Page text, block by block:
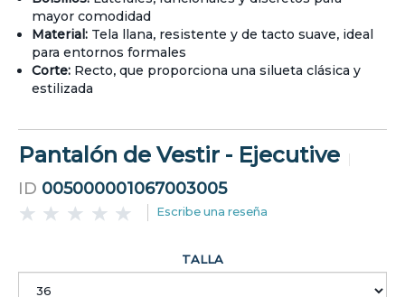
mayor comodidad
Material: Tela llana, resistente y de tacto suave, ideal
para entornos formales
Corte: Recto, que proporciona una silueta clásica y
estilizada
Pantalón de Vestir - Ejecutive
ID 005000001067003005
Escribe una reseña
TALLA